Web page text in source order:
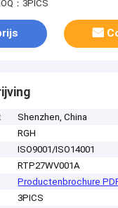
：3PICS
Shenzhen, China
RGH
ISO9001/ISO14001
RTP27WV001A
Productenbrochure
3PICS